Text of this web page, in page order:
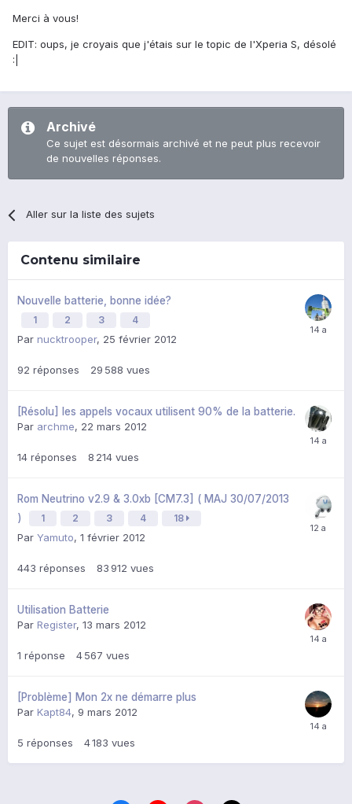
Merci à vous!
EDIT: oups, je croyais que j'étais sur le topic de l'Xperia S, désolé
:|
Archivé
Ce sujet est désormais archivé et ne peut plus recevoir
de nouvelles réponses.
Aller sur la liste des sujets
Contenu similaire
Nouvelle batterie, bonne idée?
1 2 3 4
Par nucktrooper, 25 février 2012
92 réponses 29 588 vues
[Résolu] les appels vocaux utilisent 90% de la batterie.
Par archme, 22 mars 2012
14 réponses 8 214 vues
Rom Neutrino v2.9 & 3.0xb [CM7.3] ( MAJ 30/07/2013
)
1 2 3 4 18
Par Yamuto, 1 février 2012
443 réponses 83 912 vues
Utilisation Batterie
Par Register, 13 mars 2012
1 réponse 4 567 vues
[Problème] Mon 2x ne démarre plus
Par Kapt84, 9 mars 2012
5 réponses 4 183 vues